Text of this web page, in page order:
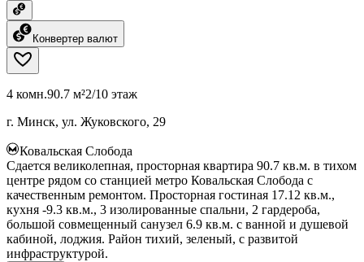
Конвертер валют
4 комн.90.7 м²2/10 этаж
г. Минск, ул. Жуковского, 29
Ковальская Слобода
Сдается великолепная, просторная квартира 90.7 кв.м. в тихом
центре рядом со станцией метро Ковальская Слобода с
качественным ремонтом. Просторная гостиная 17.12 кв.м.,
кухня -9.3 кв.м., 3 изолированные спальни, 2 гардероба,
большой совмещенный санузел 6.9 кв.м. с ванной и душевой
кабиной, лоджия. Район тихий, зеленый, с развитой
инфраструктурой.